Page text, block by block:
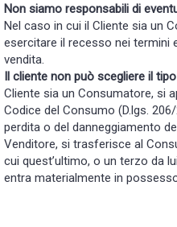
Non siamo responsabili di
Nel caso in cui il Cliente sia un
esercitare il recesso nei termini
vendita.
Il cliente non può scegliere il
Cliente sia un Consumatore, si
Codice del Consumo (D.lgs.
perdita o del danneggiamento
Venditore, si trasferisce al
cui quest’ultimo, o un terzo da
entra materialmente in